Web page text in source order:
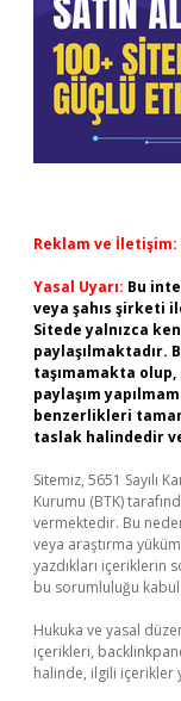
Reklam ve İletişim:
Yasal Uyarı: Bu
veya şahıs şirketi
Sitede yalnızca
paylaşılmaktadır.
taşımamakta
paylaşım
benzerlikleri
taslak halindedir
Sitemiz, 5651 Sayılı
Kurumu (BTK)
vermektedir. Bu
veya araştırma
yazdıkları içeriklerin
bu sorumluluğu kabul
Hukuka ve yasal
içerikleri,
halinde, ilgili içerikler